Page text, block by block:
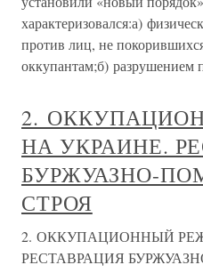
характеризовался:а)
против лиц, не
оккупантам;б) разрушением
2.
НА УКРАИНЕ.
БУРЖУАЗНО-
СТРОЯ
2. ОККУПАЦИОННЫЙ
РЕСТАВРАЦИЯ